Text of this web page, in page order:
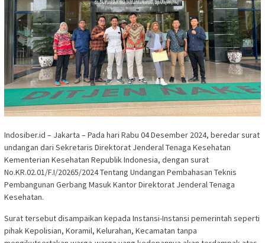
Indosiber.id – Jakarta – Pada hari Rabu 04 Desember 2024, beredar surat
undangan dari Sekretaris Direktorat Jenderal Tenaga Kesehatan
Kementerian Kesehatan Republik Indonesia, dengan surat
No.KR.02.01/F.I/20265/2024 Tentang Undangan Pembahasan Teknis
Pembangunan Gerbang Masuk Kantor Direktorat Jenderal Tenaga
Kesehatan.
Surat tersebut disampaikan kepada Instansi-Instansi pemerintah seperti
pihak Kepolisian, Koramil, Kelurahan, Kecamatan tanpa